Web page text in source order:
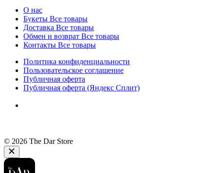
О нас
Букеты Все товары
Доставка Все товары
Обмен и возврат Все товары
Контакты Все товары
Политика конфиденциальности
Пользовательское соглашение
Публичная оферта
Публичная оферта (Яндекс Сплит)
© 2026 The Dar Store